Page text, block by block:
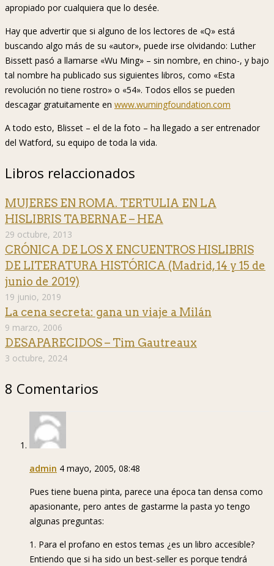
apropiado por cualquiera que lo desée.
Hay que advertir que si alguno de los lectores de «Q» está
buscando algo más de su «autor», puede irse olvidando: Luther
Bissett pasó a llamarse «Wu Ming» – sin nombre, en chino-, y bajo
tal nombre ha publicado sus siguientes libros, como «Esta
revolución no tiene rostro» o «54». Todos ellos se pueden
descagar gratuitamente en www.wumingfoundation.com
A todo esto, Blisset – el de la foto – ha llegado a ser entrenador
del Watford, su equipo de toda la vida.
Libros relaccionados
MUJERES EN ROMA. TERTULIA EN LA
HISLIBRIS TABERNAE – HEA
29 octubre, 2013
CRÓNICA DE LOS X ENCUENTROS HISLIBRIS
DE LITERATURA HISTÓRICA (Madrid, 14 y 15 de
junio de 2019)
19 junio, 2019
La cena secreta: gana un viaje a Milán
9 marzo, 2006
DESAPARECIDOS – Tim Gautreaux
3 octubre, 2024
8 Comentarios
admin 4 mayo, 2005, 08:48
Pues tiene buena pinta, parece una época tan densa como
apasionante, pero antes de gastarme la pasta yo tengo
algunas preguntas:
1. Para el profano en estos temas ¿es un libro accesible?
Entiendo que si ha sido un best-seller es porque tendrá